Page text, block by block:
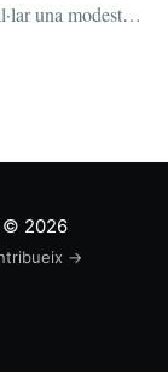
una modesta
fetes per
2026
→